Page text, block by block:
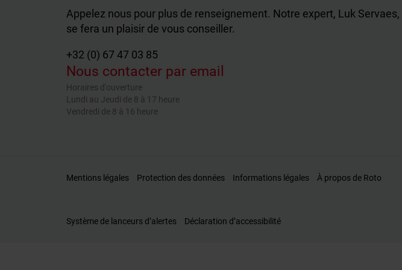
Appelez nous pour plus de renseignement. Notre expert, Luk Servaes,
se fera un plaisir de vous conseiller.
+32 (0) 67 47 03 85
Nous contacter par email
Horaires d'ouverture
Lundi au Jeudi de 8 à 17 heure
Vendredi de 8 à 16 heure
Mentions légales Protection des données Informations légales À propos de Roto
Système de lanceurs d’alertes Déclaration d’accessibilité